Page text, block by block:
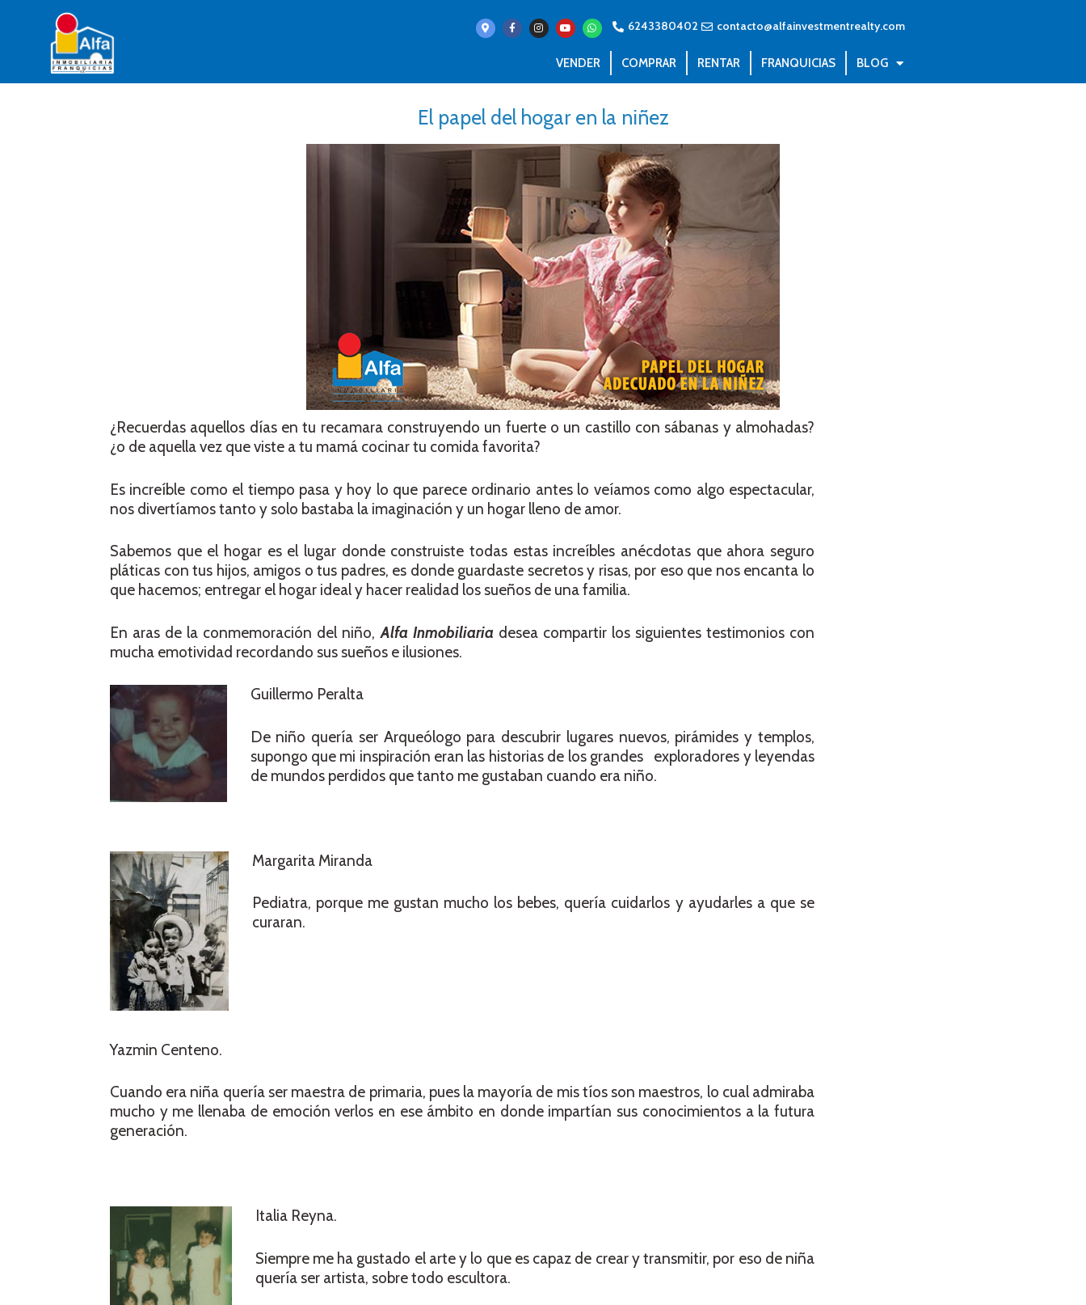
6243380402 contacto@alfainvestmentrealty.com
VENDER COMPRAR RENTAR FRANQUICIAS BLOG
El papel del hogar en la niñez
¿Recuerdas aquellos días en tu recamara construyendo un fuerte o un castillo con sábanas y almohadas?
¿o de aquella vez que viste a tu mamá cocinar tu comida favorita?
Es increíble como el tiempo pasa y hoy lo que parece ordinario antes lo veíamos como algo espectacular,
nos divertíamos tanto y solo bastaba la imaginación y un hogar lleno de amor.
Sabemos que el hogar es el lugar donde construiste todas estas increíbles anécdotas que ahora seguro
pláticas con tus hijos, amigos o tus padres, es donde guardaste secretos y risas, por eso que nos encanta lo
que hacemos; entregar el hogar ideal y hacer realidad los sueños de una familia.
En aras de la conmemoración del niño, Alfa Inmobiliaria desea compartir los siguientes testimonios con
mucha emotividad recordando sus sueños e ilusiones.
Guillermo Peralta
De niño quería ser Arqueólogo para descubrir lugares nuevos, pirámides y templos,
supongo que mi inspiración eran las historias de los grandes exploradores y leyendas
de mundos perdidos que tanto me gustaban cuando era niño.
Margarita Miranda
Pediatra, porque me gustan mucho los bebes, quería cuidarlos y ayudarles a que se
curaran.
Yazmin Centeno.
Cuando era niña quería ser maestra de primaria, pues la mayoría de mis tíos son maestros, lo cual admiraba
mucho y me llenaba de emoción verlos en ese ámbito en donde impartían sus conocimientos a la futura
generación.
Italia Reyna.
Siempre me ha gustado el arte y lo que es capaz de crear y transmitir, por eso de niña
quería ser artista, sobre todo escultora.